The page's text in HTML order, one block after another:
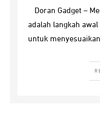
Doran Gadget –
adalah langkah
untuk